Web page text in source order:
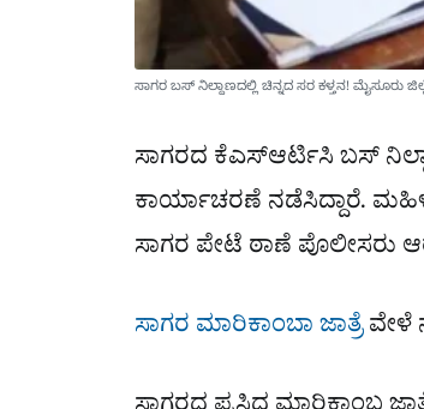
ಸಾಗರ ಬಸ್ ನಿಲ್ದಾಣದಲ್ಲಿ ಚಿನ್ನದ ಸರ ಕಳ್ತನ! ಮೈಸೂರು
ಸಾಗರದ ಕೆಎಸ್ಆರ್ಟಿಸಿ ಬಸ್
ಕಾರ್ಯಾಚರಣೆ ನಡೆಸಿದ್ದಾರೆ.
ಸಾಗರ ಪೇಟೆ ಠಾಣೆ ಪೊಲೀಸರು
ಸಾಗರ ಮಾರಿಕಾಂಬಾ ಜಾತ್ರೆವೇಳೆ